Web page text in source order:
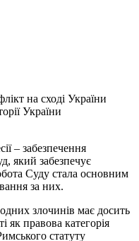
на сході України
України
– забезпечення
який забезпечує
Суду стала основним
за них.
злочинів має досить
як правова категорія
статуту